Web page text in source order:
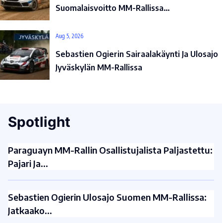
Suomalaisvoitto MM-Rallissa…
Aug 5, 2026
Sebastien Ogierin Sairaalakäynti Ja Ulosajo
Jyväskylän MM-Rallissa
Spotlight
Paraguayn MM-Rallin Osallistujalista Paljastettu:
Pajari Ja…
Sebastien Ogierin Ulosajo Suomen MM-Rallissa:
Jatkaako…